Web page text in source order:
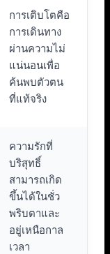
การเติบโตคือ
การเดินทาง
ผ่านความไม่
แน่นอนเพื่อ
ค้นพบตัวตน
ที่แท้จริง
ความรักที่
บริสุทธิ์
สามารถเกิด
ขึ้นได้ในชั่ว
พริบตาและ
อยู่เหนือกาล
เวลา